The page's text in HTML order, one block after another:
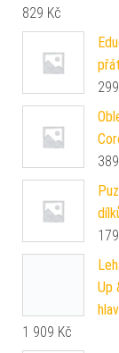
829 Kč
299
389
179
Up
1 909 Kč